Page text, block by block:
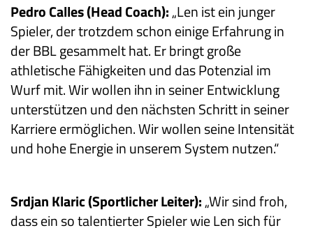
Pedro Calles (Head Coach):„Len ist ein junger
Spieler, der trotzdem schon einige Erfahrung in
der BBL gesammelt hat. Er bringt große
athletische Fähigkeiten und das Potenzial im
Wurf mit. Wir wollen ihn in seiner Entwicklung
unterstützen und den nächsten Schritt in seiner
Karriere ermöglichen. Wir wollen seine Intensität
und hohe Energie in unserem System nutzen.“
Srdjan Klaric (Sportlicher Leiter):„Wir sind froh,
dass ein so talentierter Spieler wie Len sich für